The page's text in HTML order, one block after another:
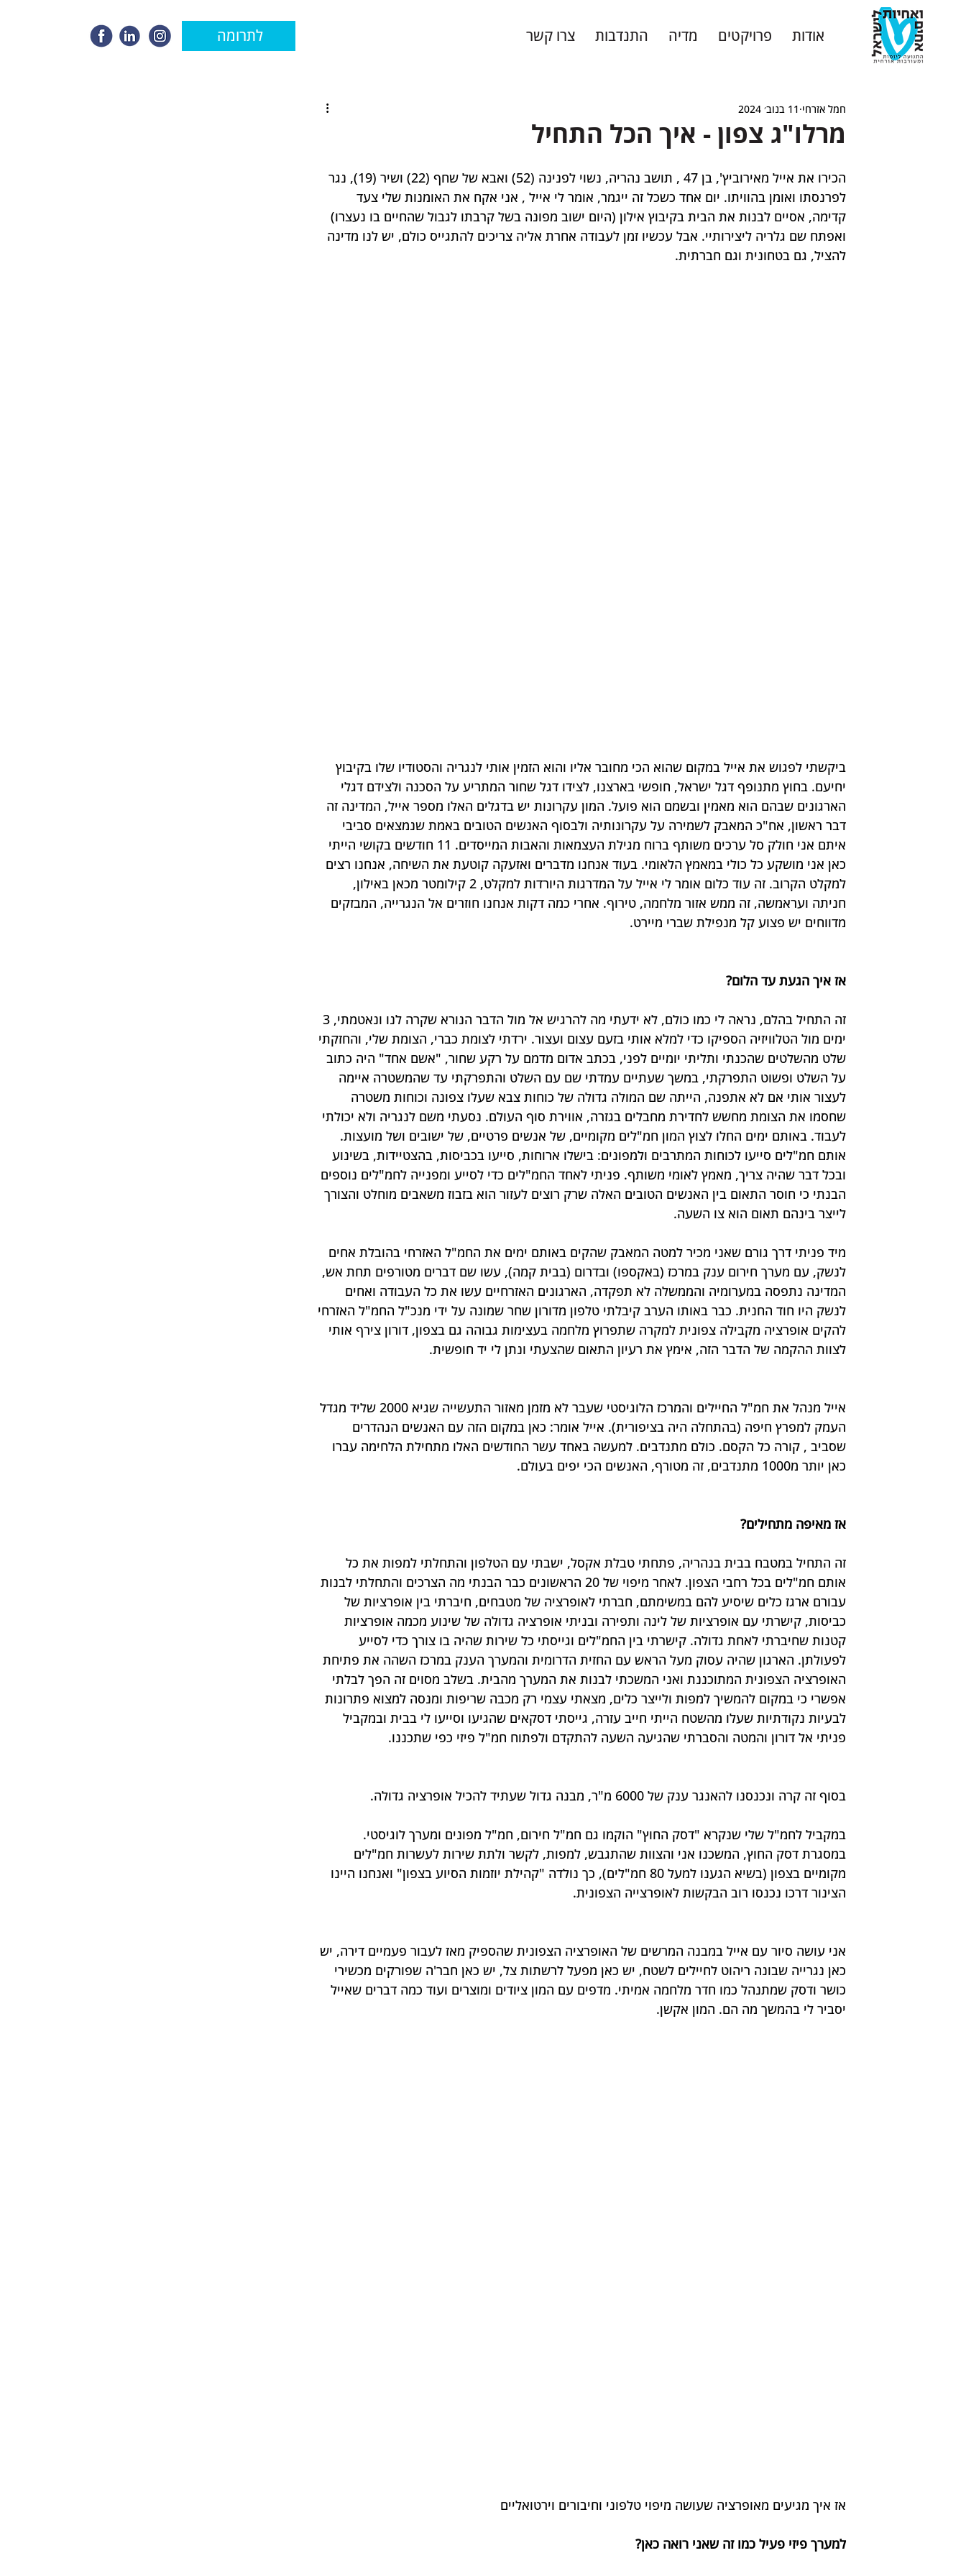
לתרומה אודות פרויקטים מדיה התנדבות צרו קשר
מרלו"ג צפון - איך הכל התחיל
חמל אזרחי 11 בנוב׳ 2024
הכירו את אייל מאירוביץ', בן 47 , תושב נהריה, נשוי לפנינה (52) ואבא של שחף (22) ושיר (19), נגר
לפרנסתו ואומן בהוויתו. יום אחד כשכל זה ייגמר, אומר לי אייל , אני אקח את האומנות שלי צעד
קדימה, אסיים לבנות את הבית בקיבוץ אילון (היום ישוב מפונה בשל קרבתו לגבול שהחיים בו נעצרו)
ואפתח שם גלריה ליצירותיי. אבל עכשיו זמן לעבודה אחרת אליה צריכים להתגייס כולם, יש לנו מדינה
להציל, גם בטחונית וגם חברתית.
ביקשתי לפגוש את אייל במקום שהוא הכי מחובר אליו והוא הזמין אותי לנגריה והסטודיו שלו בקיבוץ
יחיעם. בחוץ מתנופף דגל ישראל, חופשי בארצנו, לצידו דגל שחור המתריע על הסכנה ולצידם דגלי
הארגונים שבהם הוא מאמין ובשמם הוא פועל. המון עקרונות יש בדגלים האלו מספר אייל, המדינה זה
דבר ראשון, אח"כ המאבק לשמירה על עקרונותיה ולבסוף האנשים הטובים באמת שנמצאים סביבי
איתם אני חולק סל ערכים משותף ברוח מגילת העצמאות והאבות המייסדים. 11 חודשים בקושי הייתי
כאן אני מושקע כל כולי במאמץ הלאומי. בעוד אנחנו מדברים ואזעקה קוטעת את השיחה, אנחנו רצים
למקלט הקרוב. זה עוד כלום אומר לי אייל על המדרגות היורדות למקלט, 2 קילומטר מכאן באילון,
חניתה ועראמשה, זה ממש אזור מלחמה, טירוף. אחרי כמה דקות אנחנו חוזרים אל הנגרייה, המבזקים
מדווחים יש פצוע קל מנפילת שברי מיירט.
אז איך הגעת עד הלום?
ימים מול הטלוויזיה הספיקו כדי למלא אותי בזעם עצום ועצור. ירדתי לצומת כברי, הצומת שלי, והחזקתי
שלט מהשלטים שהכנתי ותליתי יומיים לפני, בכתב אדום מדמם על רקע שחור, "אשם אחד" היה כתוב
על השלט ופשוט התפרקתי, במשך שעתיים עמדתי שם עם השלט והתפרקתי עד שהמשטרה איימה
לעצור אותי אם לא אתפנה, הייתה שם המולה גדולה של כוחות צבא שעלו צפונה וכוחות משטרה
שחסמו את הצומת מחשש לחדירת מחבלים בגזרה, אווירת סוף העולם. נסעתי משם לנגריה ולא יכולתי
לעבוד. באותם ימים החלו לצוץ המון חמ"לים מקומיים, של אנשים פרטיים, של ישובים ושל מועצות.
אותם חמ"לים סייעו לכוחות המתרבים ולמפונים: בישלו ארוחות, סייעו בכביסות, בהצטיידות, בשינוע
ובכל דבר שהיה צריך, מאמץ לאומי משותף. פניתי לאחד החמ"לים כדי לסייע ומפנייה לחמ"לים נוספים
הבנתי כי חוסר התאום בין האנשים הטובים האלה שרק רוצים לעזור הוא בזבוז משאבים מוחלט והצורך
לייצר בינהם תאום הוא צו השעה.
מיד פניתי דרך גורם שאני מכיר למטה המאבק שהקים באותם ימים את החמ"ל האזרחי בהובלת אחים
לנשק, עם מערך חירום ענק במרכז (באקספו) ובדרום (בבית קמה), עשו שם דברים מטורפים תחת אש,
המדינה נתפסה במערומיה והממשלה לא תפקדה, הארגונים האזרחיים עשו את כל העבודה ואחים
לנשק היו חוד החנית. כבר באותו הערב קיבלתי טלפון מדורון שחר שמונה על ידי מנכ"ל החמ"ל האזרחי
להקים אופרציה מקבילה צפונית למקרה שתפרוץ מלחמה בעצימות גבוהה גם בצפון, דורון צירף אותי
לצוות ההקמה של הדבר הזה, אימץ את רעיון התאום שהצעתי ונתן לי יד חופשית.
אייל מנהל את חמ"ל החיילים והמרכז הלוגיסטי שעבר לא מזמן מאזור התעשייה שגיא 2000 שליד מגדל
העמק למפרץ חיפה (בהתחלה היה בציפורית). אייל אומר: כאן במקום הזה עם האנשים הנהדרים
שסביב , קורה כל הקסם. כולם מתנדבים. למעשה באחד עשר החודשים האלו מתחילת הלחימה עברו
כאן יותר מ1000 מתנדבים, זה מטורף, האנשים הכי יפים בעולם.
אז מאיפה מתחילים?
זה התחיל במטבח בבית בנהריה, פתחתי טבלת אקסל, ישבתי עם הטלפון והתחלתי למפות את כל
אותם חמ"לים בכל רחבי הצפון. לאחר מיפוי של 20 הראשונים כבר הבנתי מה הצרכים והתחלתי לבנות
עבורם ארגז כלים שיסיע להם במשימתם, חברתי לאופרציה של מטבחים, חיברתי בין אופרציות של
כביסות, קישרתי עם אופרציות של לינה ותפירה ובניתי אופרציה גדולה של שינוע מכמה אופרציות
קטנות שחיברתי לאחת גדולה. קישרתי בין החמ"לים וגייסתי כל שירות שהיה בו צורך כדי לסייע
לפעולתן. הארגון שהיה עסוק מעל הראש עם החזית הדרומית והמערך הענק במרכז השהה את פתיחת
האופרציה הצפונית המתוכננת ואני המשכתי לבנות את המערך מהבית. בשלב מסוים זה הפך לבלתי
אפשרי כי במקום להמשיך למפות ולייצר כלים, מצאתי עצמי רק מכבה שריפות ומנסה למצוא פתרונות
לבעיות נקודתיות שעלו מהשטח הייתי חייב עזרה, גייסתי דסקאים שהגיעו וסייעו לי בבית ובמקביל
פניתי אל דורון והמטה והסברתי שהגיעה השעה להתקדם ולפתוח חמ"ל פיזי כפי שתכננו.
בסוף זה קרה ונכנסנו להאנגר ענק של 6000 מ"ר, מבנה גדול שעתיד להכיל אופרציה גדולה.
במקביל לחמ"ל שלי שנקרא "דסק החוץ" הוקמו גם חמ"ל חירום, חמ"ל מפונים ומערך לוגיסטי.
במסגרת דסק החוץ, המשכנו אני והצוות שהתגבש, למפות, לקשר ולתת שירות לעשרות חמ"לים
מקומיים בצפון (בשיא הגענו למעל 80 חמ"לים), כך נולדה "קהילת יוזמות הסיוע בצפון" ואנחנו היינו
הצינור דרכו נכנסו רוב הבקשות לאופרצייה הצפונית.
אני עושה סיור עם אייל במבנה המרשים של האופרציה הצפונית שהספיק מאז לעבור פעמיים דירה, יש
כאן נגרייה שבונה ריהוט לחיילים לשטח, יש כאן מפעל לרשתות צל, יש כאן חבר'ה שפורקים מכשירי
כושר ודסק שמתנהל כמו חדר מלחמה אמיתי. מדפים עם המון ציודים ומוצרים ועוד כמה דברים שאייל
יסביר לי בהמשך מה הם. המון אקשן.
אז איך מגיעים מאופרציה שעושה מיפוי טלפוני וחיבורים וירטואליים
למערך פיזי פעיל כמו זה שאני רואה כאן?